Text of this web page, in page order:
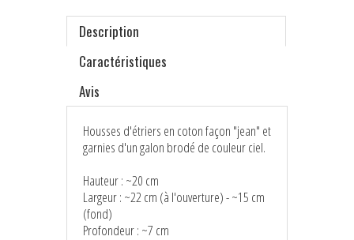
Description
Caractéristiques
Avis
Housses d'étriers en coton façon "jean" et
garnies d'un galon brodé de couleur ciel.
Hauteur : ~20 cm
Largeur : ~22 cm (à l'ouverture) - ~15 cm
(fond)
Profondeur : ~7 cm